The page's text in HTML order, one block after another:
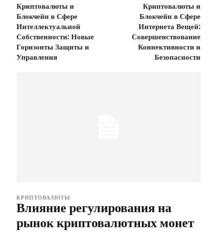
Криптовалюты и
Блокчейн в Сфере
Интеллектуальной
Собственности: Новые
Горизонты Защиты и
Управления
Криптовалюты и
Блокчейн в Сфере
Интернета Вещей:
Совершенствование
Коннективности и
Безопасности
КРИПТОВАЛЮТЫ
Влияние регулирования на
рынок криптовалютных монет